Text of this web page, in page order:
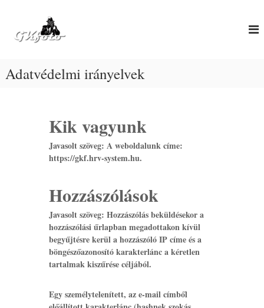
Adatvédelmi irányelvek
Kik vagyunk
Javasolt szöveg:A weboldalunk címe:
https://gkf.hrv-system.hu.
Hozzászólások
Javasolt szöveg:Hozzászólás beküldésekor a
hozzászólási űrlapban megadottakon kívül
begyűjtésre kerül a hozzászóló IP címe és a
böngészőazonosító karakterlánc a kéretlen
tartalmak kiszűrése céljából.
Egy személytelenített, az e-mail címből